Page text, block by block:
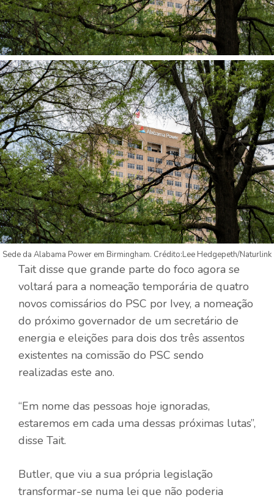
Sede da Alabama Power em Birmingham. Crédito:Lee Hedgepeth/Naturlink
Tait disse que grande parte do foco agora se
voltará para a nomeação temporária de quatro
novos comissários do PSC por Ivey, a nomeação
do próximo governador de um secretário de
energia e eleições para dois dos três assentos
existentes na comissão do PSC sendo
realizadas este ano.
“Em nome das pessoas hoje ignoradas,
estaremos em cada uma dessas próximas lutas”,
disse Tait.
Butler, que viu a sua própria legislação
transformar-se numa lei que não poderia